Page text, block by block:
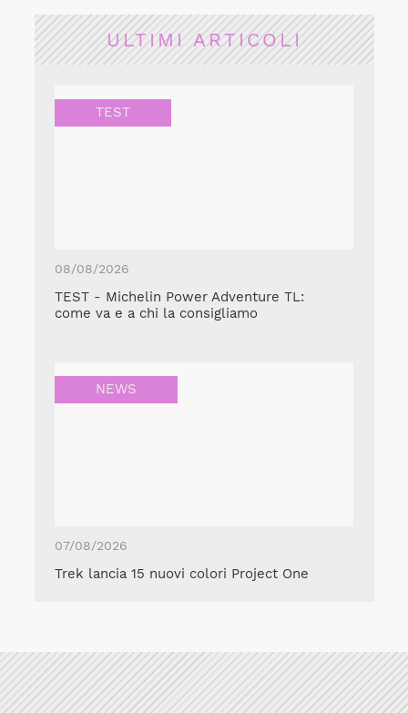
ULTIMI ARTICOLI
TEST
08/08/2026
TEST - Michelin Power Adventure TL:
come va e a chi la consigliamo
NEWS
07/08/2026
Trek lancia 15 nuovi colori Project One